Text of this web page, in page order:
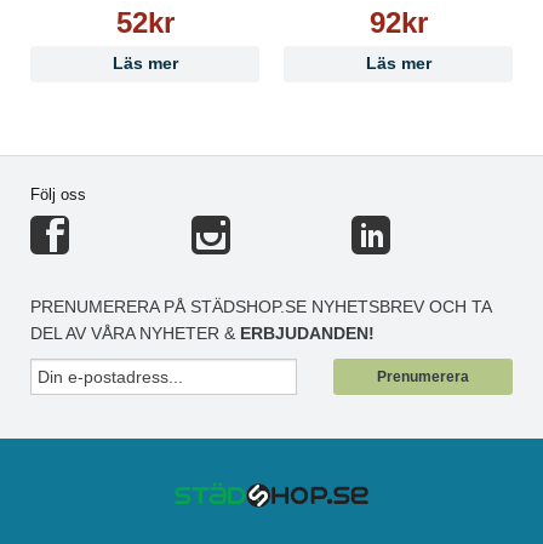
52kr
Läs mer
92kr
Läs mer
Följ oss
PRENUMERERA PÅ STÄDSHOP.SE NYHETSBREV OCH TA
DEL AV VÅRA NYHETER & ERBJUDANDEN!
Prenumerera